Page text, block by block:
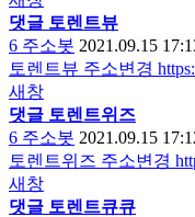
댓글 토렌트뷰
6 주소봇 2021.09.15
토렌트뷰 주소변경
새창
댓글 토렌트위즈
6 주소봇 2021.09.15
토렌트위즈 주소변경
새창
댓글 토렌트큐큐